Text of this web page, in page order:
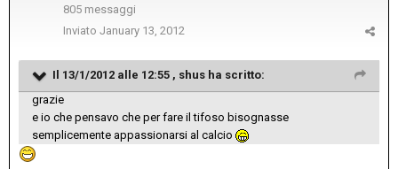
805 messaggi
Inviato January 13, 2012
Il 13/1/2012 alle 12:55 , shus ha scritto:
grazie
e io che pensavo che per fare il tifoso bisognasse
semplicemente appassionarsi al calcio